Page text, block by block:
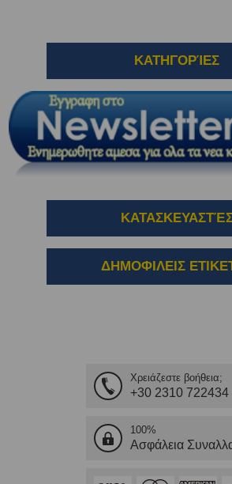
ΚΑΤΗΓΟΡΊΕΣ
ΔΗΜΟΦΙΛΕΙΣ
Χρειάζεστε βοήθεια;
+30 2310 722434
100%
Ασφάλεια